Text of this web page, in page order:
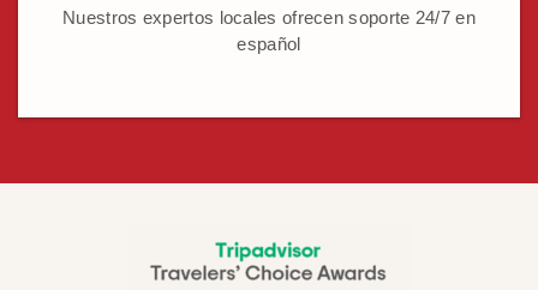
Nuestros expertos locales ofrecen soporte 24/7 en
español